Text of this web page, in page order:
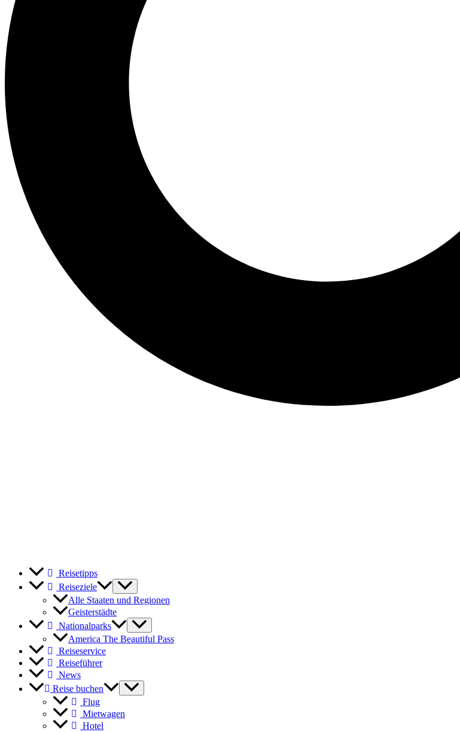
Reisetipps
Reiseziele
Alle Staaten und Regionen
Geisterstädte
Nationalparks
America The Beautiful Pass
Reiseservice
Reiseführer
News
Reise buchen
Flug
Mietwagen
Hotel